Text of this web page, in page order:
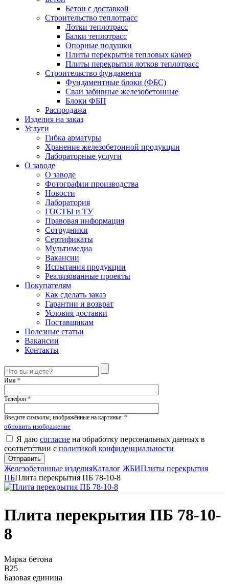
Бетон с доставкой
Строительство теплотрасс
Лотки теплотрасс
Балки теплотрасс
Опорные подушки
Плиты перекрытия тепловых камер
Плиты перекрытия лотков теплотрасс
Строительство фундамента
Фундаментные блоки (ФБС)
Сваи забивные железобетонные
Блоки ФБП
Распродажа
Изделия на заказ
Услуги
Гибка арматуры
Хранение железобетонной продукции
Лабораторные услуги
О заводе
О заводе
Фотографии производства
Новости
Лаборатория
ГОСТЫ и ТУ
Правовая информация
Сотрудники
Сертификаты
Мультимедиа
Вакансии
Испытания продукции
Реализованные проекты
Покупателям
Как сделать заказ
Гарантии и возврат
Условия доставки
Поставщикам
Полезные статьи
Вакансии
Контакты
Имя *
Телефон *
Введите символы, изображённые на картинке: *
обновить изображение
Я даю согласие на обработку персональных данных в
соответствии с политикой конфиденциальности
Железобетонные изделияКаталог ЖБИПлиты перекрытия
ПБПлита перекрытия ПБ 78-10-8
Плита перекрытия ПБ 78-10-
8
Марка бетона
B25
Базовая единица